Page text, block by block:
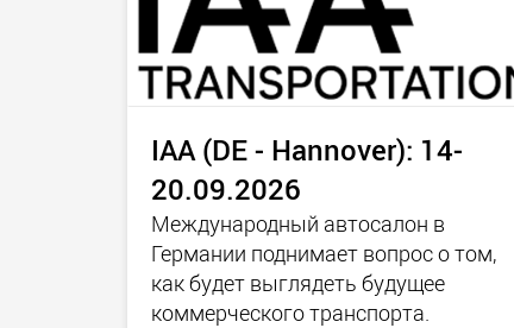
IAA (DE - Hannover): 14-
20.09.2026
Международный автосалон в
Германии поднимает вопрос о том,
как будет выглядеть будущее
коммерческого транспорта.